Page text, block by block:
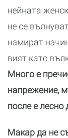
нейната
не се
намират
вият като
Много е
напрежение,
после е лесно
Макар да не